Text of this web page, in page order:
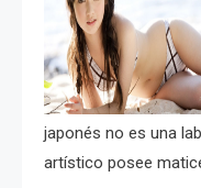
japonés no es una
artístico posee